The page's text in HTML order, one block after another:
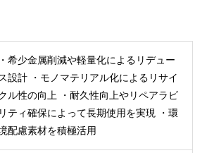
・希少金属削減や軽量化によるリデュー
ス設計 ・モノマテリアル化によるリサイ
ル性の向上 ・耐久性向上やリペアラビ
リティ確保によって長期使用を実現 ・環
配慮素材を積極活用